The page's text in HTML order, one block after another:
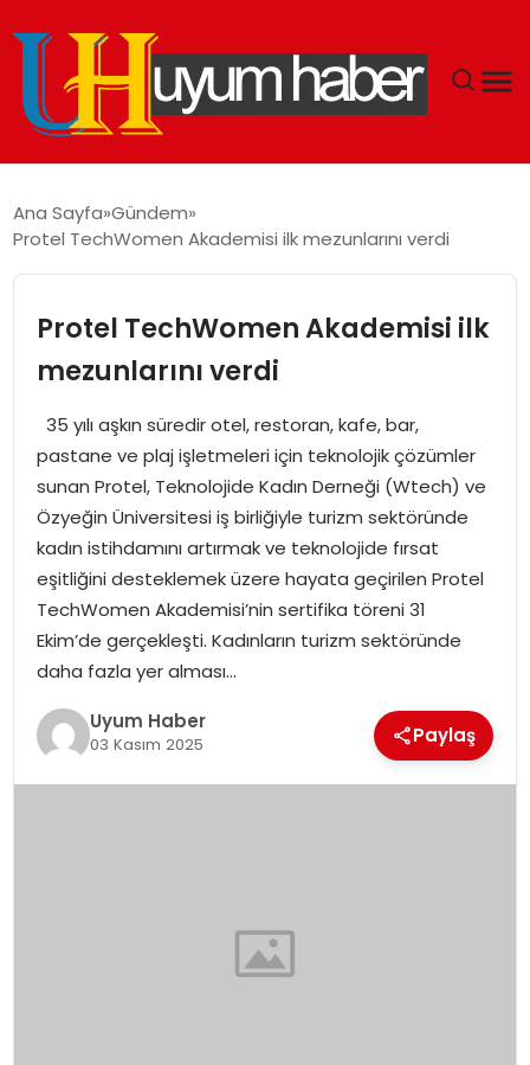
SIYASET
DÜNYA
SPOR
TEKNOLOJI
SAĞLIK
MAGAZIN
YAŞAM
Ana Sayfa Gündem
Protel TechWomen Akademisi ilk mezunlarını verdi
Protel TechWomen Akademisi ilk
mezunlarını verdi
35 yılı aşkın süredir otel, restoran, kafe, bar,
pastane ve plaj işletmeleri için teknolojik çözümler
sunan Protel, Teknolojide Kadın Derneği (Wtech) ve
Özyeğin Üniversitesi iş birliğiyle turizm sektöründe
kadın istihdamını artırmak ve teknolojide fırsat
eşitliğini desteklemek üzere hayata geçirilen Protel
TechWomen Akademisi’nin sertifika töreni 31
Ekim’de gerçekleşti. Kadınların turizm sektöründe
daha fazla yer alması…
Uyum Haber
03 Kasım 2025 Paylaş